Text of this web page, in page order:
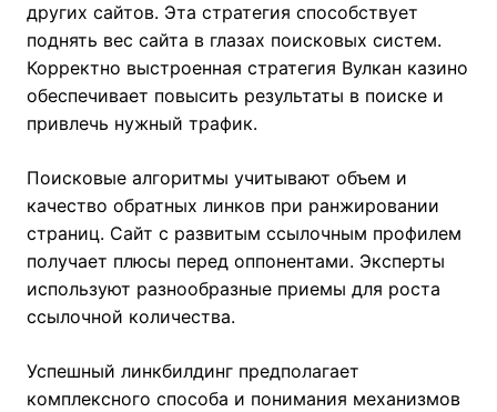
других сайтов. Эта стратегия способствует
поднять вес сайта в глазах поисковых систем.
Корректно выстроенная стратегия Вулкан казино
обеспечивает повысить результаты в поиске и
привлечь нужный трафик.
Поисковые алгоритмы учитывают объем и
качество обратных линков при ранжировании
страниц. Сайт с развитым ссылочным профилем
получает плюсы перед оппонентами. Эксперты
используют разнообразные приемы для роста
ссылочной количества.
Успешный линкбилдинг предполагает
комплексного способа и понимания механизмов